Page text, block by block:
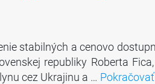
stabilných a cenovo
republiky Roberta
cez Ukrajinu a … Pokračovať